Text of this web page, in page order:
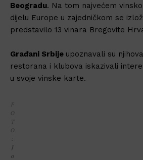
Beogradu. Na tom najvećem
dijelu Europe u zajedničkom se
predstavilo 13 vinara Bregovite
Građani Srbije upoznavali su
restorana i klubova iskazivali
u svoje vinske karte.
F
O
T
O
J
o